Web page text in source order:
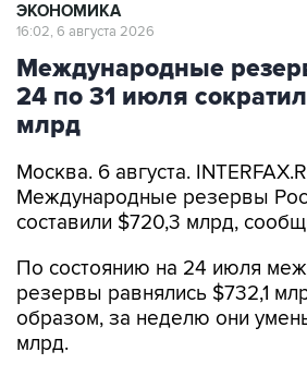
ЭКОНОМИКА
16:02, 6 августа 2026
Международные
24 по 31 июля
млрд
Москва. 6 августа.
Международные резервы
составили $720,3 млрд,
По состоянию на 24 июля
резервы равнялись $732,1
образом, за неделю они
млрд.